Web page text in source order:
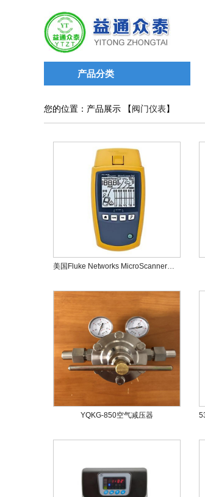
产品分类
您的位置：产品展示 【 阀门仪表 】
美国Fluke Networks MicroScanner™ PoE工业以太网线缆验测仪
YQKG-850空气减压器